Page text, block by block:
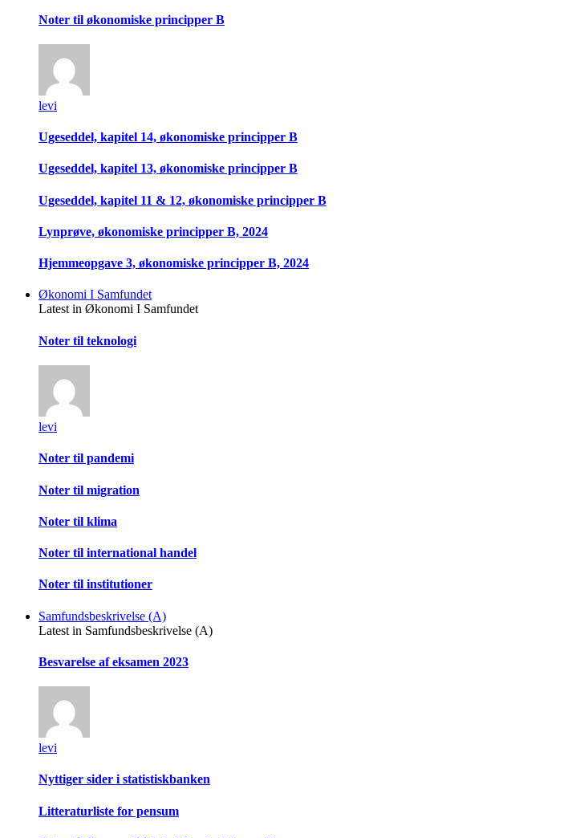
Noter til økonomiske principper B
levi
Ugeseddel, kapitel 14, økonomiske principper B
Ugeseddel, kapitel 13, økonomiske principper B
Ugeseddel, kapitel 11 & 12, økonomiske principper B
Lynprøve, økonomiske principper B, 2024
Hjemmeopgave 3, økonomiske principper B, 2024
Økonomi I Samfundet
Latest in Økonomi I Samfundet
Noter til teknologi
levi
Noter til pandemi
Noter til migration
Noter til klima
Noter til international handel
Noter til institutioner
Samfundsbeskrivelse (A)
Latest in Samfundsbeskrivelse (A)
Besvarelse af eksamen 2023
levi
Nyttiger sider i statistiskbanken
Litteraturliste for pensum